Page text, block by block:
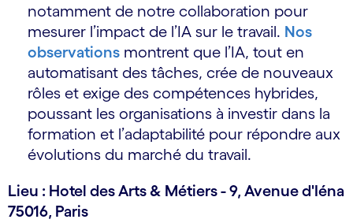
notamment de notre collaboration pour
mesurer l’impact de l’IA sur le travail. Nos
observations montrent que l’IA, tout en
automatisant des tâches, crée de nouveaux
rôles et exige des compétences hybrides,
poussant les organisations à investir dans la
formation et l’adaptabilité pour répondre aux
évolutions du marché du travail.
Lieu : Hotel des Arts & Métiers - 9, Avenue d'Iéna
75016, Paris